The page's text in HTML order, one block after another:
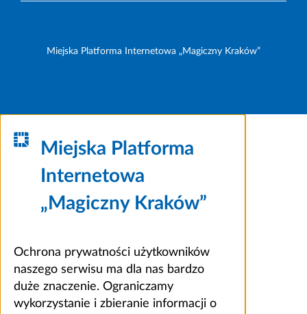
Miejska Platforma Internetowa „Magiczny Kraków”
Miejska Platforma
Internetowa
„Magiczny Kraków”
Ochrona prywatności użytkowników
naszego serwisu ma dla nas bardzo
duże znaczenie. Ograniczamy
wykorzystanie i zbieranie informacji o